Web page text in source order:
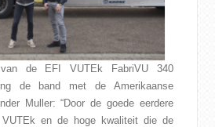
de EFI VUTEk FabriVU 340
de band met de Amerikaanse
Muller: “Door de goede eerdere
en de hoge kwaliteit die de